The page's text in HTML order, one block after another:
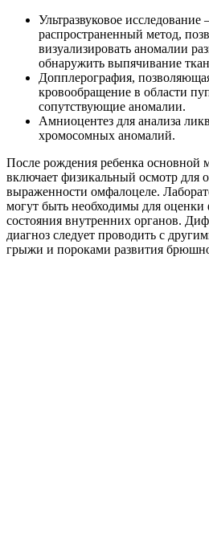
Ультразвуковое исследование
распространенный метод,
визуализировать аномалии
обнаружить выпячивание
Допплерография,
кровообращение в области
сопутствующие аномалии.
Амниоцентез для анализа
хромосомных аномалий.
После рождения ребенка основной
включает физикальный осмотр для
выраженности омфалоцеле.
могут быть необходимы для
состояния внутренних органов.
диагноз следует проводить с
грыжи и пороками развития